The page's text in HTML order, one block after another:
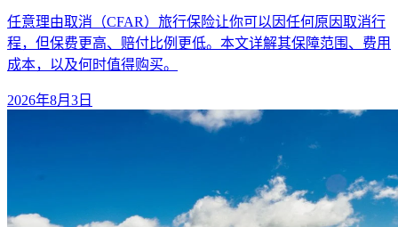
任意理由取消（CFAR）旅行保险让你可以因任何原因取消行
程，但保费更高、赔付比例更低。本文详解其保障范围、费用
成本，以及何时值得购买。
2026年8月3日